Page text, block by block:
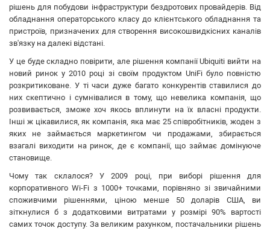
Ripley
Ritar
Fujikura
IMOU
DVP
Jilong
Reolink
Одескабель
ЗЗКМ
Netis
Fibaro
Logic Power
Furukawa
Signal Fire
Full Energy
рішень для побудови інфраструктури бездротових провайдерів. Від
обладнання операторського класу до клієнтського обладнання та
пристроїв, призначених для створення високошвидкісних каналів
зв'язку на далекі відстані.
У це буде складно повірити, але рішення компанії Ubiquiti вийти на
новий ринок у 2010 році зі своїм продуктом UniFi було повністю
розкритиковане. У ті часи дуже багато конкурентів ставилися до
них скептично і сумнівалися в тому, що невелика компанія, що
розвивається, зможе хоч якось вплинути на їх власні продукти.
Інші ж цікавилися, як компанія, яка має 25 співробітників, жоден з
яких не займається маркетингом чи продажами, збирається
взагалі виходити на ринок, де є компанії, що займає домінуюче
становище.
Чому так склалося? У 2009 році, при виборі рішення для
корпоративного Wi-Fi з 1000+ точками, порівняно зі звичайними
споживчими рішеннями, ціною менше 50 доларів США, ви
зіткнулися б з додатковими витратами у розмірі 90% вартості
самих точок доступу. За великим рахунком, постачальники рішень